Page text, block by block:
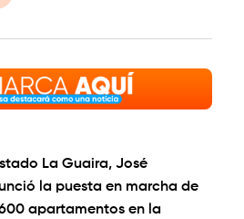
La Guaira, José
la puesta en marcha de
apartamentos en la